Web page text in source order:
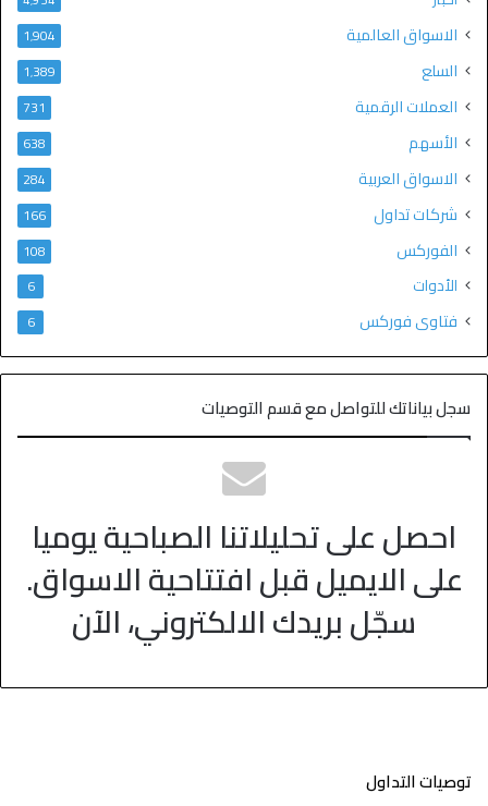
الاسواق العالمية 1٬904
السلع 1٬389
العملات الرقمية 731
الأسهم 638
الاسواق العربية 284
شركات تداول 166
الفوركس 108
الأدوات 6
فتاوى فوركس 6
سجل بياناتك للتواصل مع قسم التوصيات
احصل على تحليلاتنا الصباحية يوميا
على الايميل قبل افتتاحية الاسواق.
سجّل بريدك الالكتروني، الآن
توصيات التداول